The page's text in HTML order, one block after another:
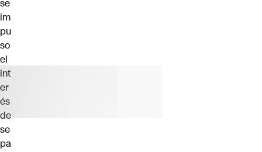
se
im
pu
so
el
int
er
és
de
se
pa